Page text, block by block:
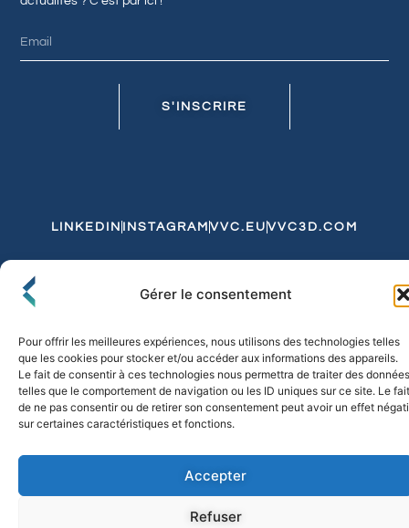
Gérer le consentement
Pour offrir les meilleures expériences, nous utilisons des technologies telles
que les cookies pour stocker et/ou accéder aux informations des appareils.
Le fait de consentir à ces technologies nous permettra de traiter des données
telles que le comportement de navigation ou les ID uniques sur ce site. Le fait
de ne pas consentir ou de retirer son consentement peut avoir un effet
sur certaines caractéristiques et fonctions.
Accepter
Refuser
S'INSCRIRE
LINKEDIN INSTAGRAM VVC.EU VVC3D.COM
Politique de Confidentialité et de CookiesExpédition et Livraison
© 2026 FLO & CO. All Rights Reserved